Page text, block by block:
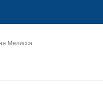
Мелисса